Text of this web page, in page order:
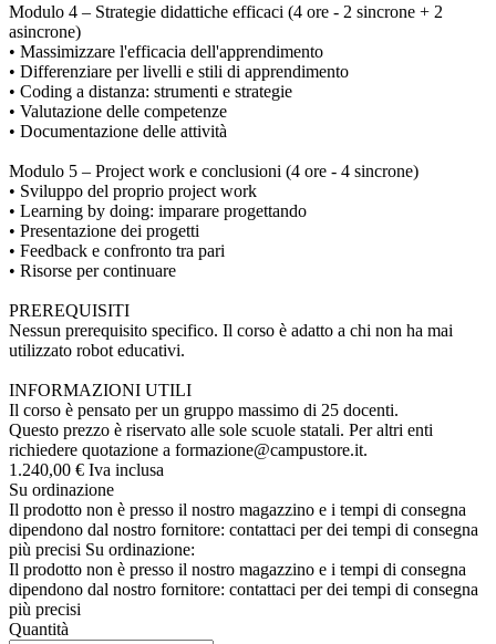
Modulo 4 – Strategie didattiche efficaci (4 ore - 2 sincrone + 2
asincrone)
• Massimizzare l'efficacia dell'apprendimento
• Differenziare per livelli e stili di apprendimento
• Coding a distanza: strumenti e strategie
• Valutazione delle competenze
• Documentazione delle attività
Modulo 5 – Project work e conclusioni (4 ore - 4 sincrone)
• Sviluppo del proprio project work
• Learning by doing: imparare progettando
• Presentazione dei progetti
• Feedback e confronto tra pari
• Risorse per continuare
PREREQUISITI
Nessun prerequisito specifico. Il corso è adatto a chi non ha mai
utilizzato robot educativi.
INFORMAZIONI UTILI
Il corso è pensato per un gruppo massimo di 25 docenti.
Questo prezzo è riservato alle sole scuole statali. Per altri enti
richiedere quotazione a formazione@campustore.it.
1.240,00 € Iva inclusa
Su ordinazione
Il prodotto non è presso il nostro magazzino e i tempi di consegna
dipendono dal nostro fornitore: contattaci per dei tempi di consegna
più precisi Su ordinazione:
Il prodotto non è presso il nostro magazzino e i tempi di consegna
dipendono dal nostro fornitore: contattaci per dei tempi di consegna
più precisi
Quantità